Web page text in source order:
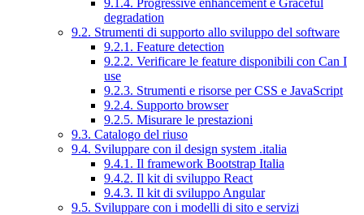
degradation
9.2. Strumenti di supporto allo sviluppo del software
9.2.1. Feature detection
9.2.2. Verificare le feature disponibili con Can I
use
9.2.3. Strumenti e risorse per CSS e JavaScript
9.2.4. Supporto browser
9.2.5. Misurare le prestazioni
9.3. Catalogo del riuso
9.4. Sviluppare con il design system .italia
9.4.1. Il framework Bootstrap Italia
9.4.2. Il kit di sviluppo React
9.4.3. Il kit di sviluppo Angular
9.5. Sviluppare con i modelli di sito e servizi